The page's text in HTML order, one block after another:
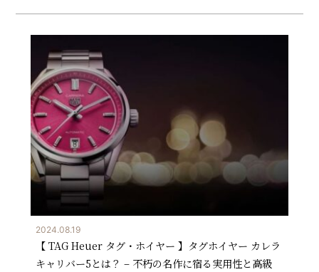
2024.08.19
【 TAG Heuer タグ・ホイヤー 】タグホイヤー カレラ
キャリバー5とは？ – 不朽の名作に宿る実用性と高級